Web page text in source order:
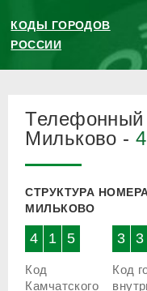
КОДЫ ГОРОДОВ
РОССИИ
Телефонный
Мильково -
СТРУКТУРА
МИЛЬКОВО
4 1 5
Код
Камчатского
3 3
Код